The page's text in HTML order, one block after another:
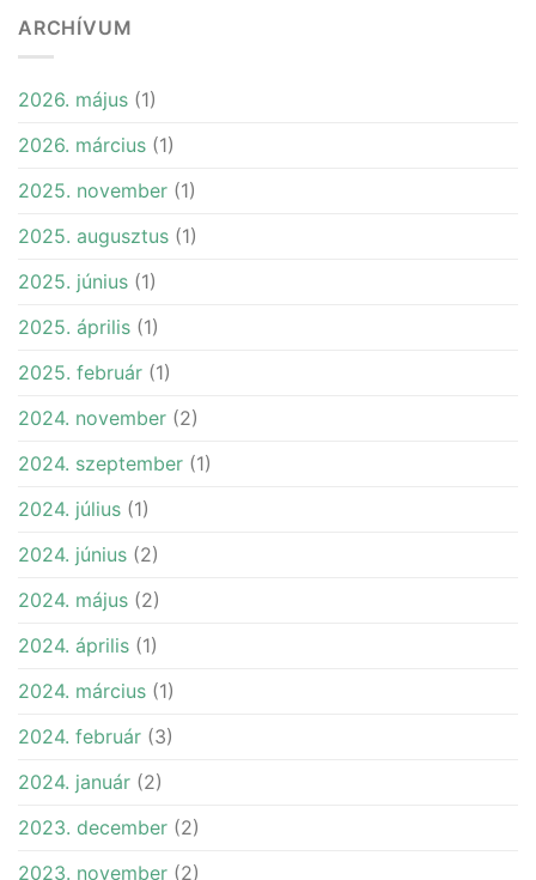
ARCHÍVUM
2026. május (1)
2026. március (1)
2025. november (1)
2025. augusztus (1)
2025. június (1)
2025. április (1)
2025. február (1)
2024. november (2)
2024. szeptember (1)
2024. július (1)
2024. június (2)
2024. május (2)
2024. április (1)
2024. március (1)
2024. február (3)
2024. január (2)
2023. december (2)
2023. november (2)